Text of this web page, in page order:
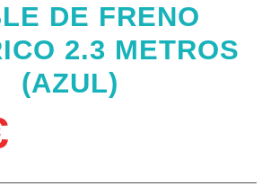
DE FRENO
2.3 METROS
(AZUL)